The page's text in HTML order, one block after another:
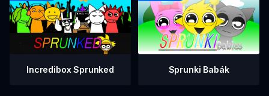
Incredibox Sprunked Sprunki Babák